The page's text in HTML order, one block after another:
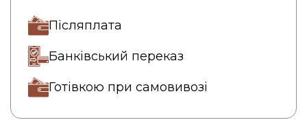
Післяплата
Банківський переказ
Готівкою при самовивозі